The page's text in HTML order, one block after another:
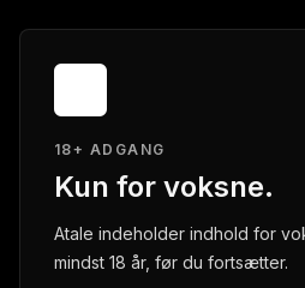
18+ ADGANG
Kun for voksne.
Atale indeholder indhold for
mindst 18 år, før du fortsætter.